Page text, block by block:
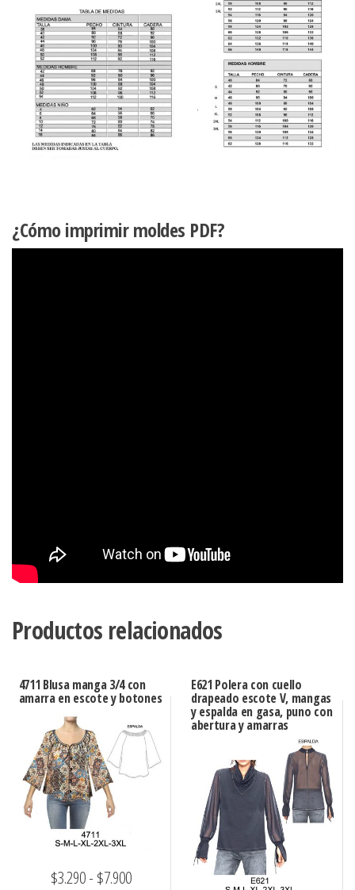
¿Cómo imprimir moldes PDF?
Productos relacionados
4711 Blusa manga 3/4 con
amarra en escote y botones
$3.290- $7.900Rango
E621 Polera con cuello
drapeado escote V, mangas
y espalda en gasa, puno con
abertura y amarras